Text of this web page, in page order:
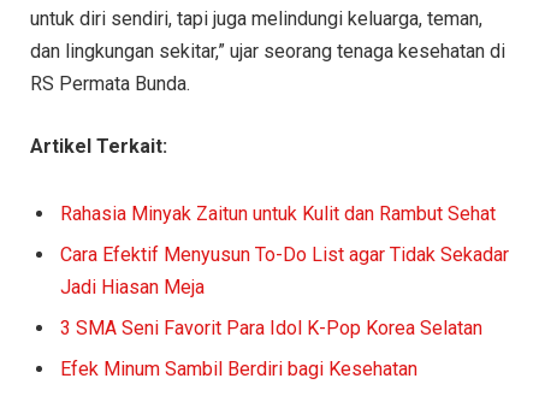
untuk diri sendiri, tapi juga melindungi keluarga, teman,
dan lingkungan sekitar,” ujar seorang tenaga kesehatan di
RS Permata Bunda.
Artikel Terkait:
Rahasia Minyak Zaitun untuk Kulit dan Rambut Sehat
Cara Efektif Menyusun To-Do List agar Tidak Sekadar
Jadi Hiasan Meja
3 SMA Seni Favorit Para Idol K-Pop Korea Selatan
Efek Minum Sambil Berdiri bagi Kesehatan